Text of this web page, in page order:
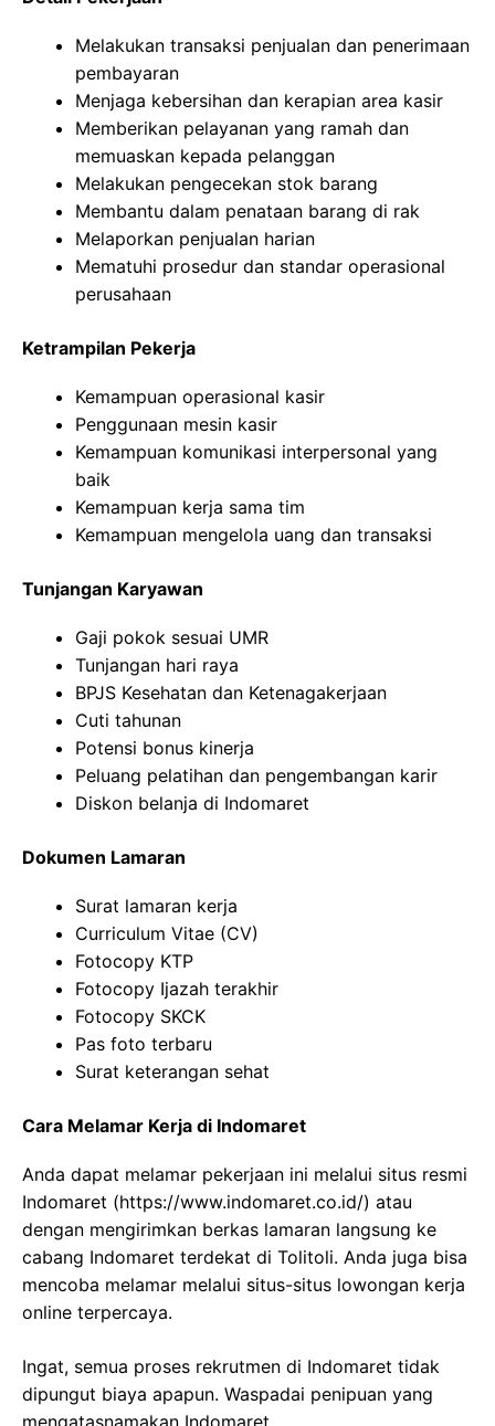
Melakukan transaksi penjualan dan penerimaan
pembayaran
Menjaga kebersihan dan kerapian area kasir
Memberikan pelayanan yang ramah dan
memuaskan kepada pelanggan
Melakukan pengecekan stok barang
Membantu dalam penataan barang di rak
Melaporkan penjualan harian
Mematuhi prosedur dan standar operasional
perusahaan
Ketrampilan Pekerja
Kemampuan operasional kasir
Penggunaan mesin kasir
Kemampuan komunikasi interpersonal yang
baik
Kemampuan kerja sama tim
Kemampuan mengelola uang dan transaksi
Tunjangan Karyawan
Gaji pokok sesuai UMR
Tunjangan hari raya
BPJS Kesehatan dan Ketenagakerjaan
Cuti tahunan
Potensi bonus kinerja
Peluang pelatihan dan pengembangan karir
Diskon belanja di Indomaret
Dokumen Lamaran
Surat lamaran kerja
Curriculum Vitae (CV)
Fotocopy KTP
Fotocopy Ijazah terakhir
Fotocopy SKCK
Pas foto terbaru
Surat keterangan sehat
Cara Melamar Kerja di Indomaret
Anda dapat melamar pekerjaan ini melalui situs resmi
Indomaret (https://www.indomaret.co.id/) atau
dengan mengirimkan berkas lamaran langsung ke
cabang Indomaret terdekat di Tolitoli. Anda juga bisa
mencoba melamar melalui situs-situs lowongan kerja
online terpercaya.
Ingat, semua proses rekrutmen di Indomaret tidak
dipungut biaya apapun. Waspadai penipuan yang
mengatasnamakan Indomaret.